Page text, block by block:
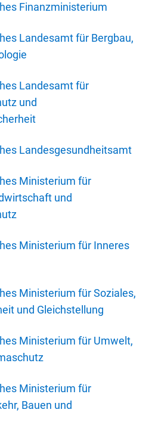
Finanzministerium
Landesamt für Bergbau,
Landesamt für
und
Landesgesundheitsamt
Ministerium für
und
Ministerium für Inneres
Ministerium für Soziales,
und Gleichstellung
Ministerium für Umwelt,
Ministerium für
Bauen und